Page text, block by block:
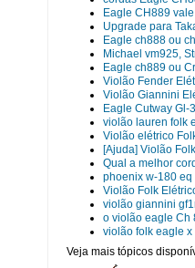
Eagle CH889
Upgrade para
Eagle ch888 ou
Michael vm925,
Eagle ch889 ou
Violão Fender
Violão Giannini
Eagle Cutway Gl-
violão lauren folk
Violão elétrico
[Ajuda] Violão
Qual a melhor
phoenix w-180
Violão Folk
violão giannini
o violão eagle Ch
violão folk eagle x
Veja mais tópicos